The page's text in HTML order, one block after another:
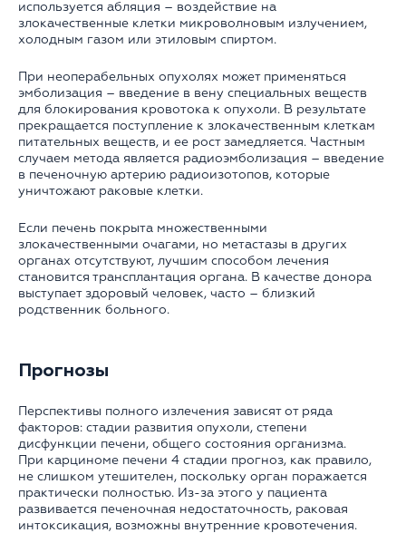
используется абляция – воздействие на
злокачественные клетки микроволновым излучением,
холодным газом или этиловым спиртом.
При неоперабельных опухолях может применяться
эмболизация – введение в вену специальных веществ
для блокирования кровотока к опухоли. В результате
прекращается поступление к злокачественным клеткам
питательных веществ, и ее рост замедляется. Частным
случаем метода является радиоэмболизация – введение
в печеночную артерию радиоизотопов, которые
уничтожают раковые клетки.
Если печень покрыта множественными
злокачественными очагами, но метастазы в других
органах отсутствуют, лучшим способом лечения
становится трансплантация органа. В качестве донора
выступает здоровый человек, часто – близкий
родственник больного.
Прогнозы
Перспективы полного излечения зависят от ряда
факторов: стадии развития опухоли, степени
дисфункции печени, общего состояния организма.
При карциноме печени 4 стадии прогноз, как правило,
не слишком утешителен, поскольку орган поражается
практически полностью. Из-за этого у пациента
развивается печеночная недостаточность, раковая
интоксикация, возможны внутренние кровотечения.